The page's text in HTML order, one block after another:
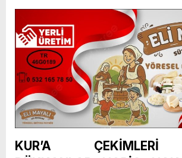
KUR’A ÇEKİMLERİ